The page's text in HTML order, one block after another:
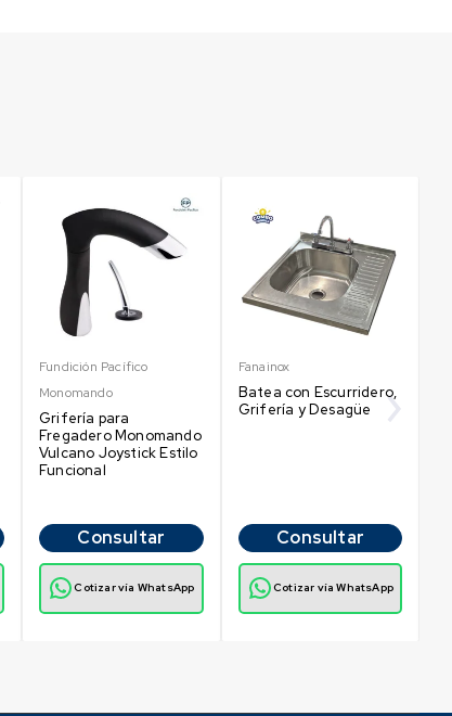
Fundición Pacífico
Monomando
Grifería para
Fregadero Monomando
Vulcano Joystick Estilo
Funcional
Consultar
Cotizar vía WhatsApp
Fanainox
Batea con Escurridero,
Grifería y Desagüe
Consultar
Cotizar vía WhatsApp